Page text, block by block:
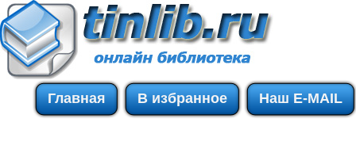
Главная В избранное Наш E-MAIL